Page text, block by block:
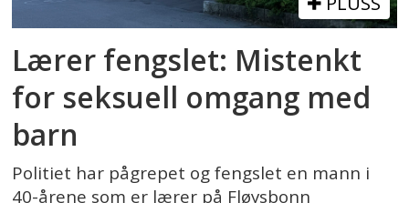
Lærer fengslet: Mistenkt
for seksuell omgang med
barn
Politiet har pågrepet og fengslet en mann i
40-årene som er lærer på Fløysbonn